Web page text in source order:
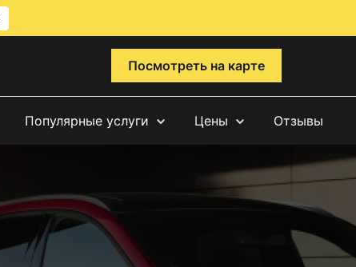
Посмотреть на карте
Популярные услуги Цены Отзывы